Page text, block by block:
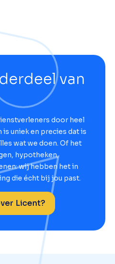
van
door heel
uniek en precies dat is
wat we doen. Of het
hypotheken,
wij hebben het in
die écht bij jou past.
Licent?